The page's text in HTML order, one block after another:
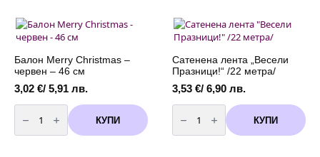
-
102
см
-
70
см
Балон Merry Christmas –
червен – 46 см
3,02 €/ 5,91 лв.
количество
за
Балон
Merry
КУПИ
Сатенена лента „Весели
Празници!“ /22 метра/
3,53 €/ 6,90 лв.
количество
за
Сатенена
лента
КУПИ